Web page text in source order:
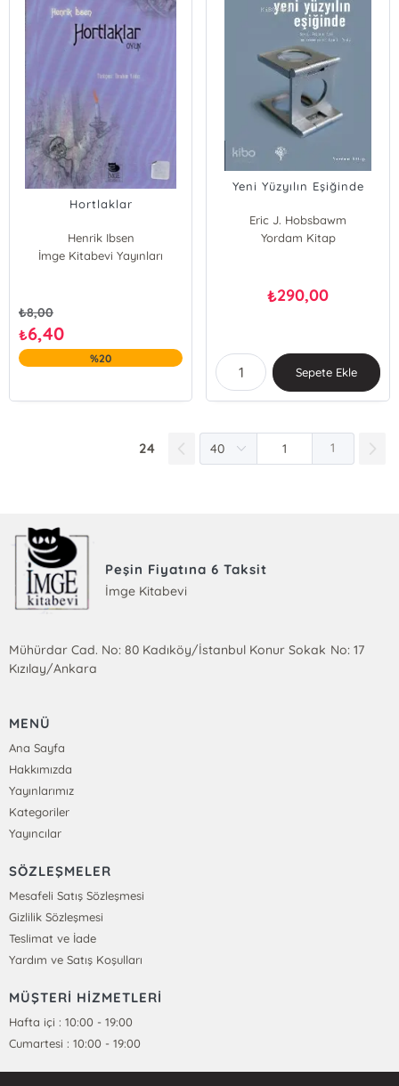
Hortlaklar
Henrik Ibsen
İmge Kitabevi Yayınları
₺8,00
₺6,40
%20
Yeni Yüzyılın Eşiğinde
Eric J. Hobsbawm
Yordam Kitap
₺290,00
Sepete Ekle
24 1
Peşin Fiyatına 6 Taksit
İmge Kitabevi
Mühürdar Cad. No: 80 Kadıköy/İstanbul Konur Sokak No: 17
Kızılay/Ankara
MENÜ
Ana Sayfa
Hakkımızda
Yayınlarımız
Kategoriler
Yayıncılar
SÖZLEŞMELER
Mesafeli Satış Sözleşmesi
Gizlilik Sözleşmesi
Teslimat ve İade
Yardım ve Satış Koşulları
MÜŞTERİ HİZMETLERİ
Hafta içi : 10:00 - 19:00
Cumartesi : 10:00 - 19:00